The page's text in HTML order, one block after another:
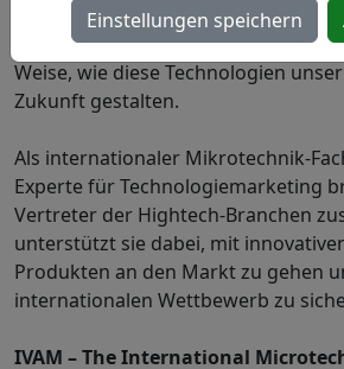
Bei IVAM treffen sich Menschen,
Schlüsseltechnologien begeistern
Weise, wie diese Technologien
Zukunft gestalten.
Als internationaler Mikrotechnik-
Experte für Technologiemarketing
Vertreter der Hightech-Branchen
unterstützt sie dabei, mit
Produkten an den Markt zu gehen
internationalen Wettbewerb zu
IVAM – The International
Einstellungen speichern